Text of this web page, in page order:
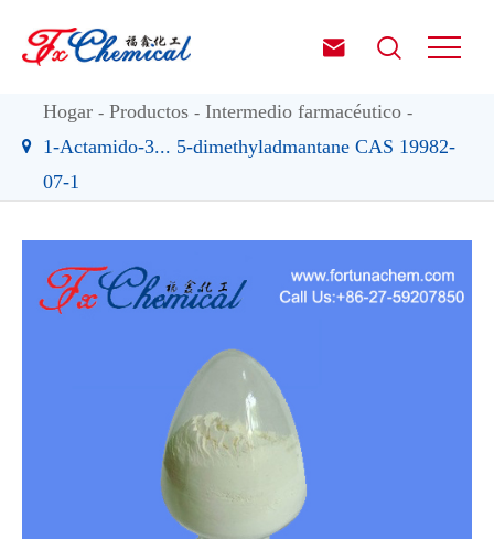
 
Hogar Productos
Intermedio farmacéutico
1-Actamido-3... 5-dimethyladmantane CAS 19982-
07-1